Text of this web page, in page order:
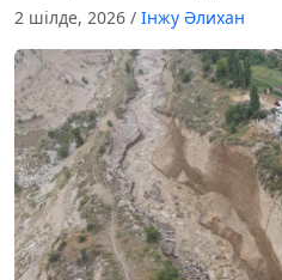
2 шілде, 2026 / Інжу Әлихан